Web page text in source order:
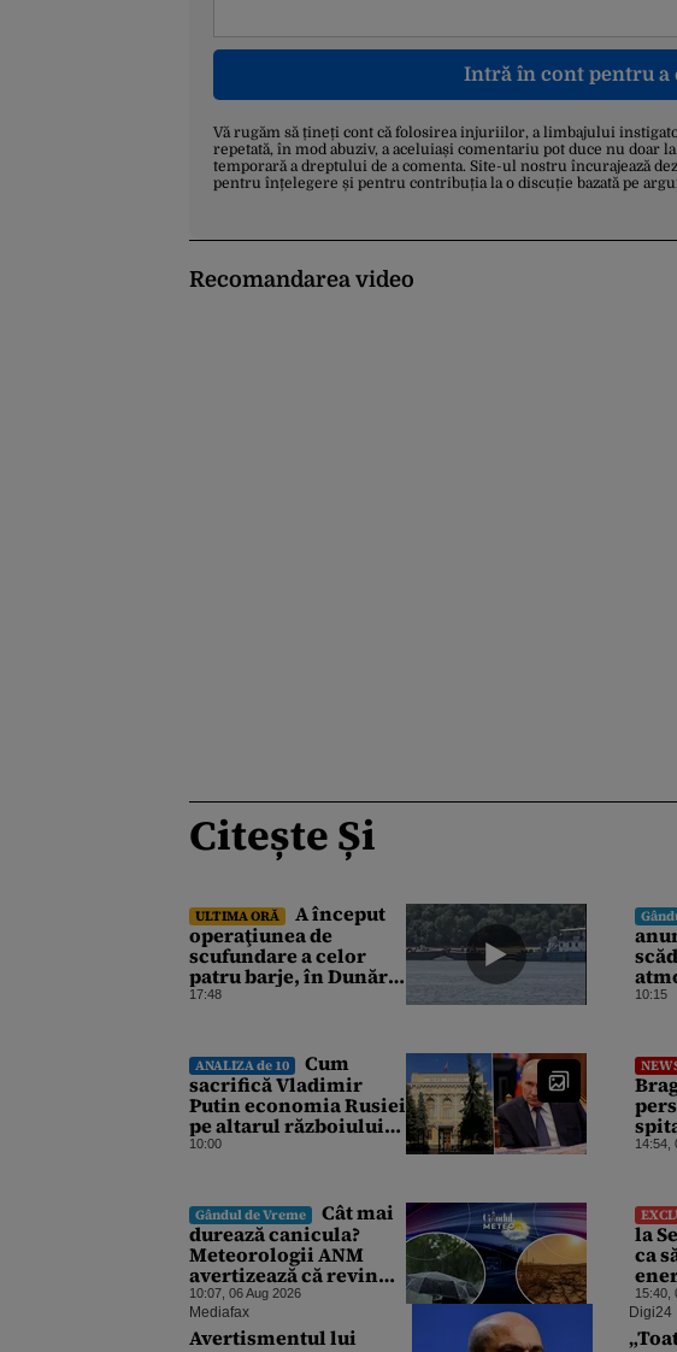
Intră în cont pentru a
Vă rugăm să țineți cont că folosirea injuriilor, a limbajului
repetată, în mod abuziv, a aceluiași comentariu pot duce nu doar
temporară a dreptului de a comenta. Site-ul nostru încurajează
pentru înțelegere și pentru contribuția la o discuție bazată pe
Recomandarea video
Citește Și
ULTIMA ORĂ
A început
operaţiunea de
scufundare a celor
patru barje, în Dunăre,
pentru creşterea
17:48 10:15
ANALIZA de 10
Cum
sacrifică Vladimir
Putin economia Rusiei
pe altarul războiului.
Atlantic Council: O
să apeleze la ultimele
resurse ale Băncii
Centrale
10:00 gaze
14:54,
Gândul de Vreme
Cât mai
durează canicula?
Meteorologii ANM
avertizează că revin
vijeliile și ploile
torențiale. Care sunt
zonele vizate,
10:07, 06 Aug 2026
la
ca
15:40,
Mediafax
Avertismentul lui
Digi24